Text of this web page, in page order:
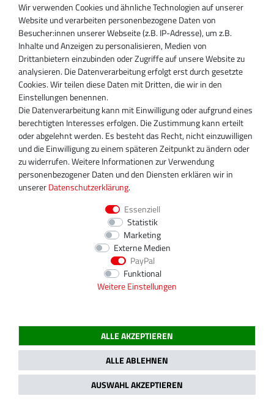
SUPPORT
Inhaber:
Magnos Turbosystems GmbH
Miraustraße 27-29
D-13509 Berlin
+49 30 340 606 740
+49 30 340 606 740
+49 30 340 606 745
info@turboservice24.de
Aktuelle Öffnungszeiten
Mo-Fr: 08:00 Uhr - 18:00 Uhr
Sa: geschlossen
2020 Magnos Turbosystems GmbH | Alle Preise inklusive gesetzlicher MwSt.
Wir verwenden Cookies und ähnliche Technologien auf unserer
Website und verarbeiten personenbezogene Daten von
Besucher:innen unserer Webseite (z.B. IP-Adresse), um z.B.
Inhalte und Anzeigen zu personalisieren, Medien von
Drittanbietern einzubinden oder Zugriffe auf unsere Website zu
analysieren. Die Datenverarbeitung erfolgt erst durch gesetzte
Cookies. Wir teilen diese Daten mit Dritten, die wir in den
Einstellungen benennen.
Die Datenverarbeitung kann mit Einwilligung oder aufgrund eines
berechtigten Interesses erfolgen. Die Zustimmung kann erteilt
oder abgelehnt werden. Es besteht das Recht, nicht einzuwilligen
und die Einwilligung zu einem späteren Zeitpunkt zu ändern oder
zu widerrufen. Weitere Informationen zur Verwendung
personenbezogener Daten und den Diensten erklären wir in
unsererDaten­schutz­erklärung.
Essenziell
Statistik
Marketing
Externe Medien
PayPal
Funktional
Weitere Einstellungen
ALLE AKZEPTIEREN
ALLE ABLEHNEN
AUSWAHL AKZEPTIEREN